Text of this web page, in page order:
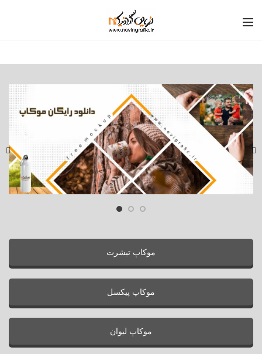
موکاپ تیشرت
موکاپ پیکسل
موکاپ لیوان